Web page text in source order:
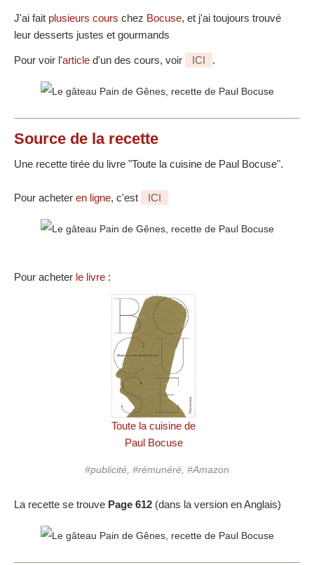
J'ai fait plusieurs cours chez Bocuse, et j'ai toujours trouvé
leur desserts justes et gourmands
Pour voir l'article d'un des cours, voir ICI .
Source de la recette
Une recette tirée du livre "Toute la cuisine de Paul Bocuse".
Pour acheter en ligne, c'est ICI
Pour acheter le livre :
Toute la cuisine de
Paul Bocuse
#publicité, #rémunéré, #Amazon
La recette se trouve Page 612 (dans la version en Anglais)